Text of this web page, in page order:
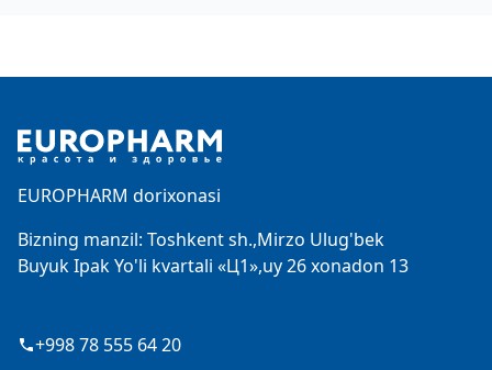
EUROPHARM dorixonasi
Bizning manzil: Toshkent sh.,Mirzo Ulug'bek
Buyuk Ipak Yo'li kvartali «Ц1»,uy 26 xonadon 13
+998 78 555 64 20